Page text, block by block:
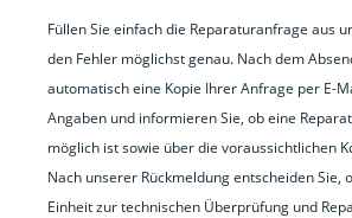
Füllen Sie einfach die Reparaturanfrage aus
den Fehler möglichst genau. Nach dem
automatisch eine Kopie Ihrer Anfrage per E-
Angaben und informieren Sie, ob eine
möglich ist sowie über die voraussichtlichen
Nach unserer Rückmeldung entscheiden Sie,
Einheit zur technischen Überprüfung und